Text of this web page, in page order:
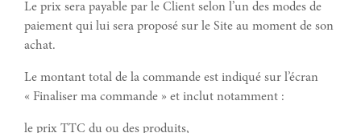
Le prix sera payable par le Client selon l’un des modes de
paiement qui lui sera proposé sur le Site au moment de son
achat.
Le montant total de la commande est indiqué sur l’écran
« Finaliser ma commande » et inclut notamment :
le prix TTC du ou des produits,